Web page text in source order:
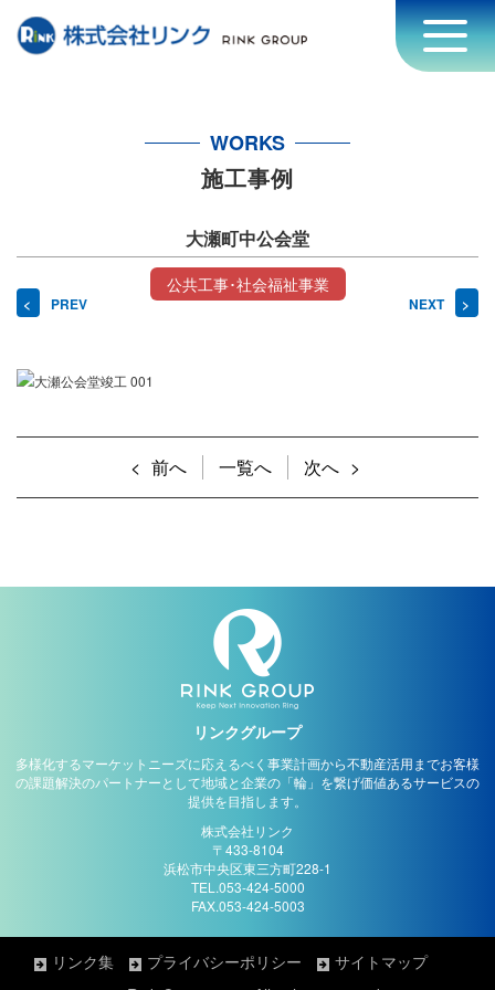
WORKS
施工事例
PREV
大瀬町中公会堂
公共工事･社会福祉事業
NEXT
前へ 一覧へ 次へ
リンクグループ
多様化するマーケットニーズに応えるべく事業計画から不動産活用までお客様
の課題解決のパートナーとして地域と企業の「輪」を繋げ価値あるサービスの
提供を目指します。
株式会社リンク
〒433-8104
浜松市中央区東三方町228-1
TEL.053-424-5000
FAX.053-424-5003
リンク集 プライバシーポリシー
サイトマップ